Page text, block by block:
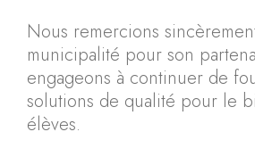
Nous remercions
municipalité pour son
engageons à continuer de
solutions de qualité pour le
élèves.